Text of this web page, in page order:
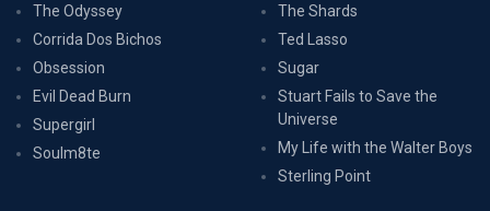
The Odyssey
Corrida Dos Bichos
Obsession
Evil Dead Burn
Supergirl
Soulm8te
The Shards
Ted Lasso
Sugar
Stuart Fails to Save the
Universe
My Life with the Walter Boys
Sterling Point